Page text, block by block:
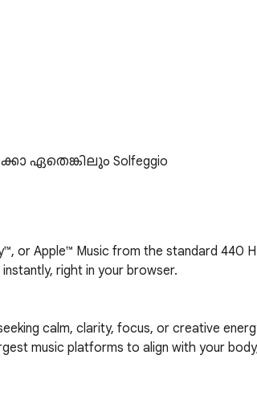
ഏതെങ്കിലും Solfeggio
or Apple™ Music from the standard 440
right in your browser.
calm, clarity, focus, or creative
music platforms to align with your